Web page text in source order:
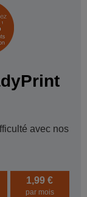
avec nos
1,99 €
par mois